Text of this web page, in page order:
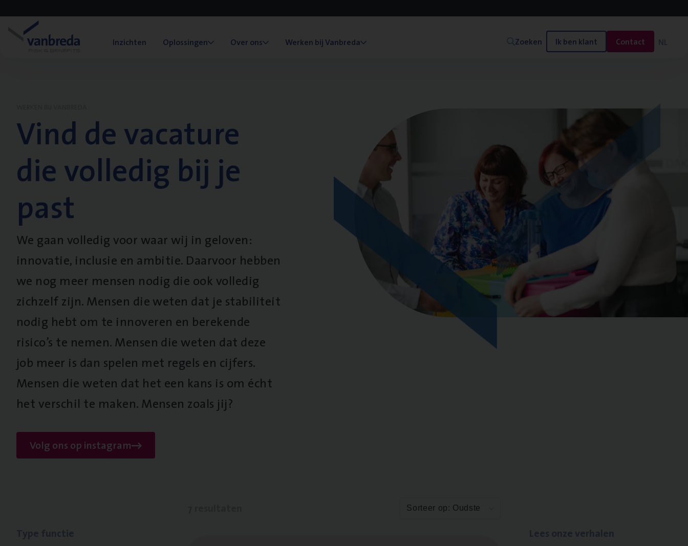
Inzichten Oplossingen Over ons Werken bij Vanbreda Zoeken Ik ben klant Contact NL
Vind de vacature
die volledig bij je
past
We gaan volledig voor waar wij in geloven:
innovatie, inclusie en ambitie. Daarvoor hebben
we nog meer mensen nodig die ook volledig
zichzelf zijn. Mensen die weten dat je stabiliteit
nodig hebt om te innoveren en berekende
risico’s te nemen. Mensen die weten dat deze
job meer is dan spelen met regels en cijfers.
Mensen die weten dat het een kans is om écht
het verschil te maken. Mensen zoals jij?
Volg ons op instagram
Sorteer op: Oudste